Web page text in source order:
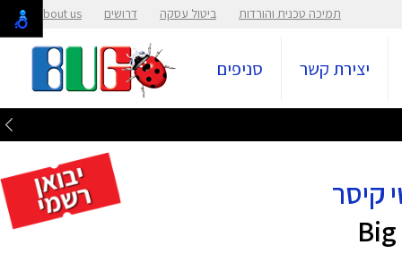
תמיכה טכנית והורדות ביטול עסקה דרושים About us
יצירת קשר סניפים